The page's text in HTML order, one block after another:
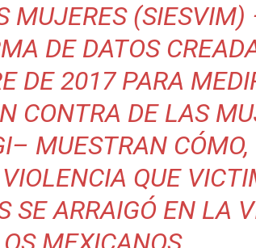
MUJERES (SIESVIM)
DE DATOS
DE 2017 PARA
CONTRA DE LAS
MUESTRAN CÓMO,
QUE
SE ARRAIGÓ EN LA